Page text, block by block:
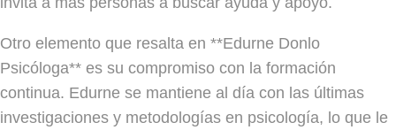
Otro elemento que resalta en **Edurne Donlo
Psicóloga** es su compromiso con la formación
continua. Edurne se mantiene al día con las últimas
investigaciones y metodologías en psicología, lo que le